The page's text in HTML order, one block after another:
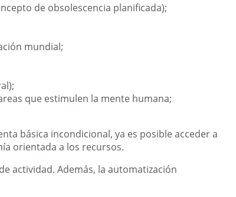
de obsolescencia planificada);
mundial;
que estimulen la mente humana;
básica incondicional, ya es posible acceder a
orientada a los recursos.
actividad. Además, la automatización